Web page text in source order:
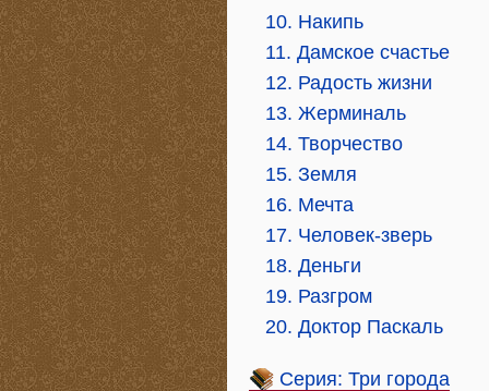
10. Накипь
11. Дамское счастье
12. Радость жизни
13. Жерминаль
14. Творчество
15. Земля
16. Мечта
17. Человек-зверь
18. Деньги
19. Разгром
20. Доктор Паскаль
Серия: Три города